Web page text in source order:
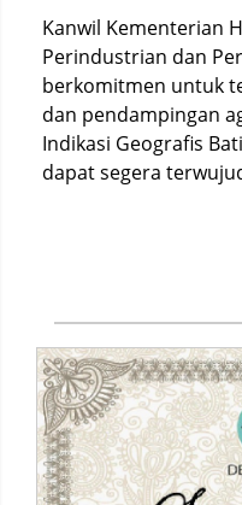
Kanwil Kementerian
Perindustrian dan
berkomitmen untuk
dan pendampingan
Indikasi Geografis
dapat segera